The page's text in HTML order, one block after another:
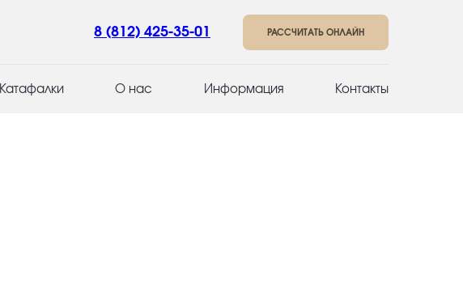
8 (812) 425-35-01 РАССЧИТАТЬ ОНЛАЙН
Катафалки О нас Информация Контакты